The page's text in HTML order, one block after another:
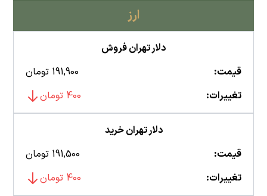
ارز
دلار تهران فروش
قیمت:
191,900 تومان
تغییرات:
400 تومان
دلار تهران خرید
قیمت:
191,500 تومان
تغییرات:
400 تومان